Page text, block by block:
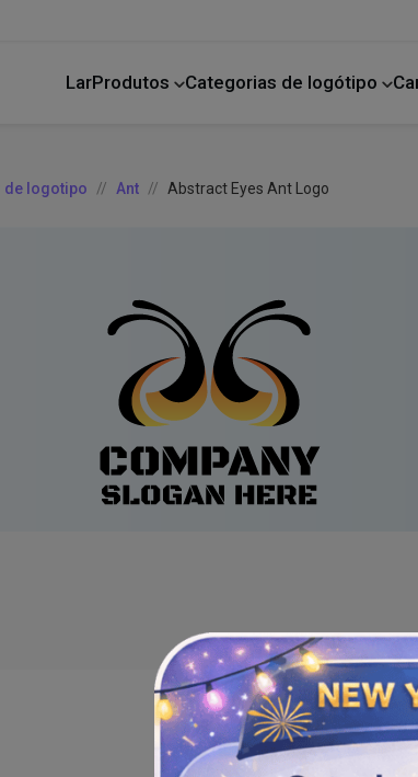
LarProdutos Categorias de logótipo
de logotipo Ant Abstract Eyes Ant Logo